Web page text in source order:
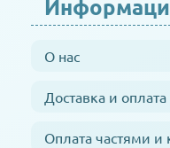
О нас
Доставка и оплата
Оплата частями и